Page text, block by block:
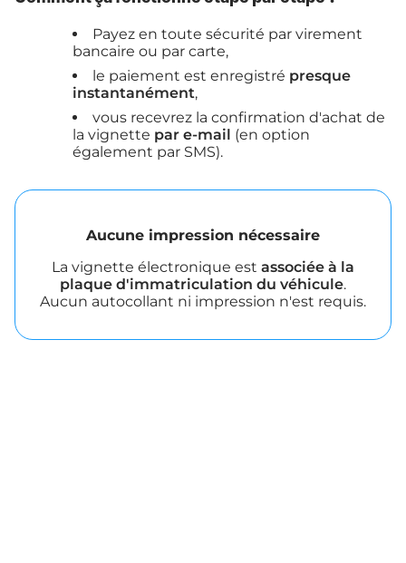
Payez en toute sécurité par virement
bancaire ou par carte,
le paiement est enregistré presque
instantanément,
vous recevrez la confirmation d'achat de
la vignette par e-mail (en option
également par SMS).
Aucune impression nécessaire
La vignette électronique est associée à la
plaque d'immatriculation du véhicule.
Aucun autocollant ni impression n'est requis.